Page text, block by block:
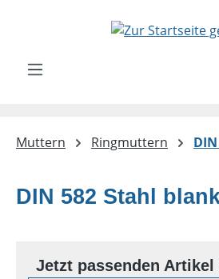
Zum Hauptinhalt springen
Muttern Ringmuttern
DIN 582 Stahl